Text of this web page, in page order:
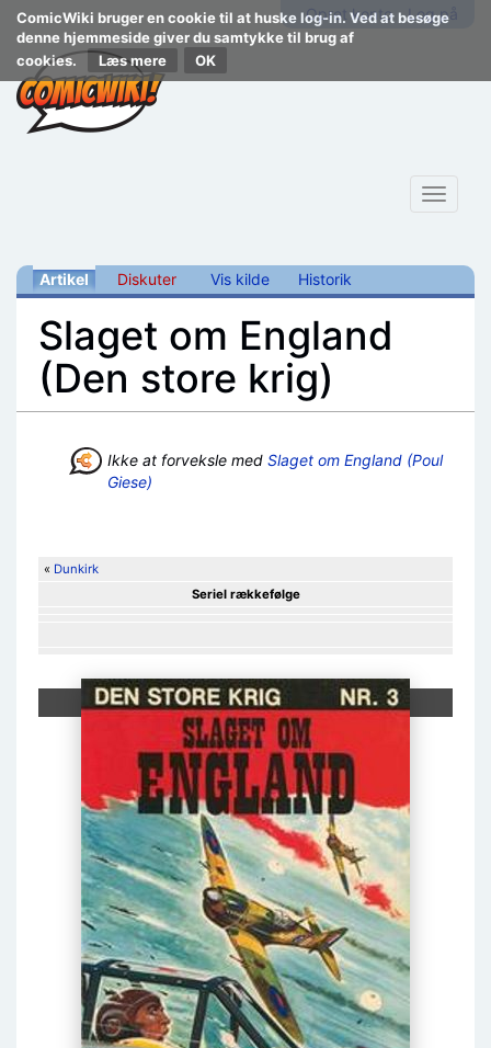
ComicWiki bruger en cookie til at huske log-in. Ved at besøge
denne hjemmeside giver du samtykke til brug af
cookies.
Læs mere
Opret konto Log på
Toggle
Artikel Diskuter Vis kilde Historik
Slaget om England
(Den store krig)
Ikke at forveksle med Slaget om England (Poul
Giese)
« Dunkirk
Seriel rækkefølge